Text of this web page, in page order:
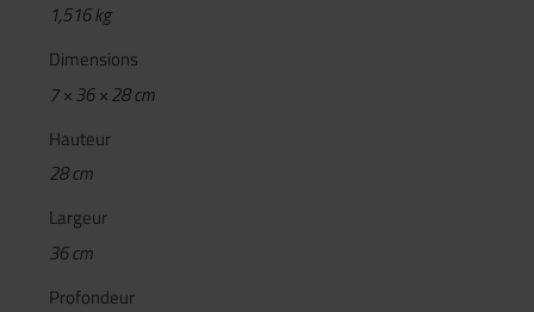
1,516 kg
Dimensions
7 × 36 × 28 cm
Hauteur
28 cm
Largeur
36 cm
Profondeur